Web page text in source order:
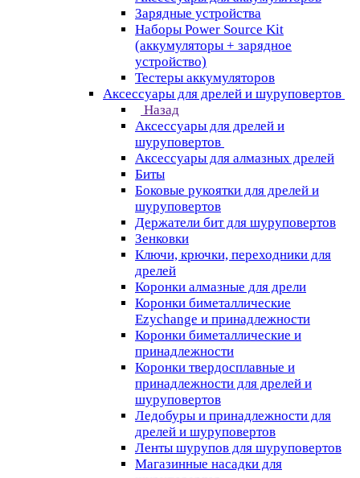
Зарядные устройства
Наборы Power Source Kit
(аккумуляторы + зарядное
устройство)
Тестеры аккумуляторов
Аксессуары для дрелей и шуруповертов
Назад
Аксессуары для дрелей и
шуруповертов
Аксессуары для алмазных дрелей
Биты
Боковые рукоятки для дрелей и
шуруповертов
Держатели бит для шуруповертов
Зенковки
Ключи, крючки, переходники для
дрелей
Коронки алмазные для дрели
Коронки биметаллические
Ezychange и принадлежности
Коронки биметаллические и
принадлежности
Коронки твердосплавные и
принадлежности для дрелей и
шуруповертов
Ледобуры и принадлежности для
дрелей и шуруповертов
Ленты шурупов для шуруповертов
Магазинные насадки для